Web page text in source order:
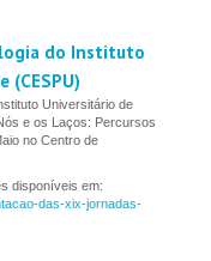
do Instituto
(CESPU)
Universitário de
e os Laços: Percursos
no Centro de
disponíveis em:
das-xix-jornadas-